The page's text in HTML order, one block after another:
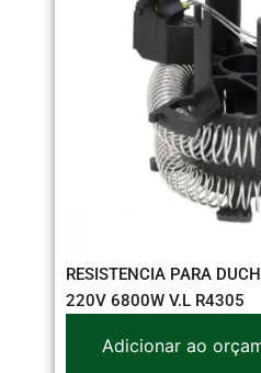
RESISTENCIA PARA
220V 6800W V.L R4305
Adicionar ao